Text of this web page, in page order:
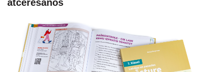
atcerēšanos